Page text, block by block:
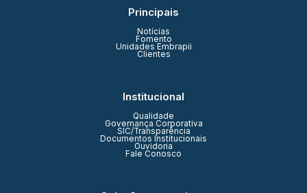
Principais
Notícias
Fomento
Unidades Embrapii
Clientes
Institucional
Qualidade
Governança Corporativa
SIC/Transparência
Documentos Institucionais
Ouvidoria
Fale Conosco